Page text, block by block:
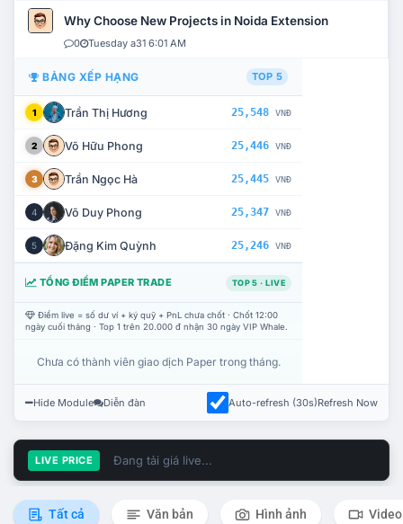
Why Choose New Projects in Noida Extension
0 Tuesday a31 6:01 AM
BẢNG XẾP HẠNG TOP 5
1 Trần Thị Hương 25,548 VNĐ
2 Võ Hữu Phong 25,446 VNĐ
3 Trần Ngọc Hà 25,445 VNĐ
4 Võ Duy Phong 25,347 VNĐ
5 Đặng Kim Quỳnh 25,246 VNĐ
TỔNG ĐIỂM PAPER TRADE TOP 5 · LIVE
Điểm live = số dư ví + ký quỹ + PnL chưa chốt · Chốt 12:00
ngày cuối tháng · Top 1 trên 20.000 đ nhận 30 ngày VIP Whale.
Chưa có thành viên giao dịch Paper trong tháng.
Hide Module Diễn đàn Auto-refresh (30s)Refresh Now
LIVE PRICE Đang tải giá live...
Tất cả Văn bản Hình ảnh Video